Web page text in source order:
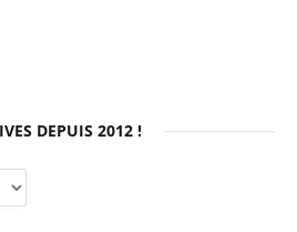
DEPUIS 2012 !